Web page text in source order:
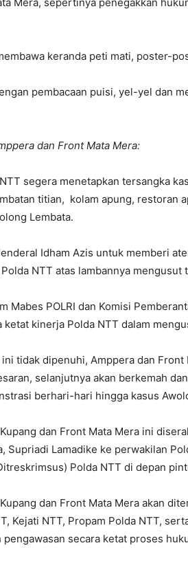
Mera, sepertinya penegakkan
keranda peti mati, poster-
pembacaan puisi, yel-yel dan
dan Front Mata Mera:
segera menetapkan tersangka
titian, kolam apung, restoran
Lembata.
Idham Azis untuk memberi
NTT atas lambannya mengusut
Mabes POLRI dan Komisi
kinerja Polda NTT dalam
tidak dipenuhi, Amppera dan Front
selanjutnya akan berkemah
berhari-hari hingga kasus
dan Front Mata Mera ini
Supriadi Lamadike ke perwakilan
Polda NTT di depan
dan Front Mata Mera akan
Kejati NTT, Propam Polda NTT,
secara ketat proses